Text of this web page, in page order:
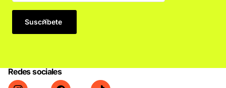
Suscríbete
Redes sociales